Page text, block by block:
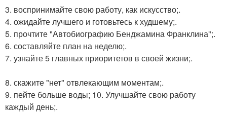
3. воспринимайте свою работу, как искусство;.
4. ожидайте лучшего и готовьтесь к худшему;.
5. прочтите "Автобиографию Бенджамина Франклина";.
6. составляйте план на неделю;.
7. узнайте 5 главных приоритетов в своей жизни;.
8. скажите "нет" отвлекающим моментам;.
9. пейте больше воды; 10. Улучшайте свою работу
каждый день;.